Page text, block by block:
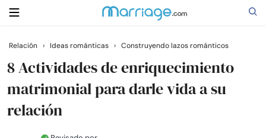
Buscar
Casarse
Relación › Ideas románticas › Construyendo lazos románticos
8 Actividades de enriquecimiento
matrimonial para darle vida a su
relación